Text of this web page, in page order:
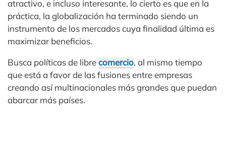
atractivo, e incluso interesante, lo cierto es que en la
práctica, la globalización ha terminado siendo un
instrumento de los mercados cuya finalidad última es
maximizar beneficios.
Busca políticas de librecomercio, al mismo tiempo
que está a favor de las fusiones entre empresas
creando así multinacionales más grandes que puedan
abarcar más países.